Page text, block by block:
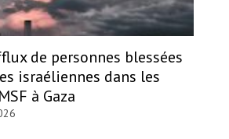
de personnes blessées
israéliennes dans les
à Gaza